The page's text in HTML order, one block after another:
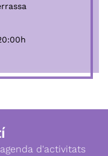
d'activitats